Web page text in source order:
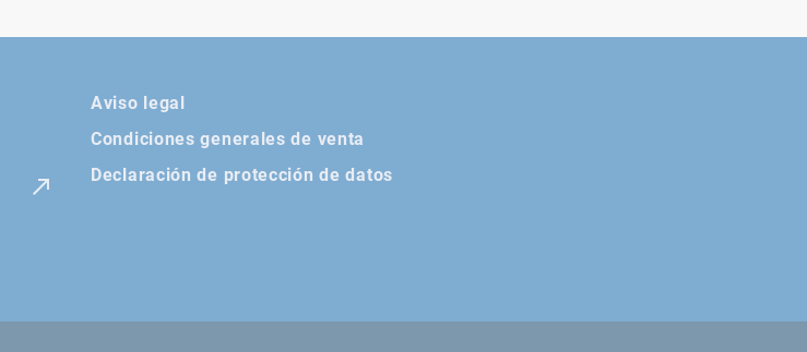
Aviso legal
Condiciones generales de venta
Declaración de protección de datos